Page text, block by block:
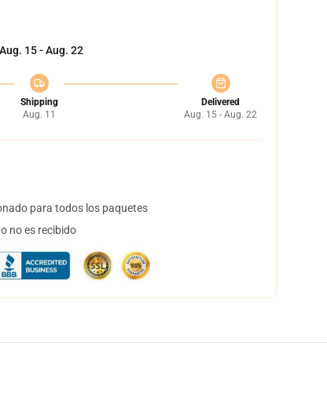
Aug. 15 - Aug. 22
Shipping
Aug. 11
Delivered
Aug. 15 - Aug. 22
para todos los paquetes
no es recibido